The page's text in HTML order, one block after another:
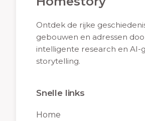
Ontdek de rijke
gebouwen en adressen
intelligente research en AI-
storytelling.
Snelle links
Home